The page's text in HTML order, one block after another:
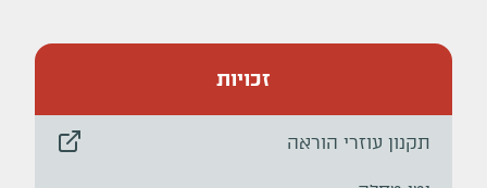
זכויות
תקנון עוזרי הוראה